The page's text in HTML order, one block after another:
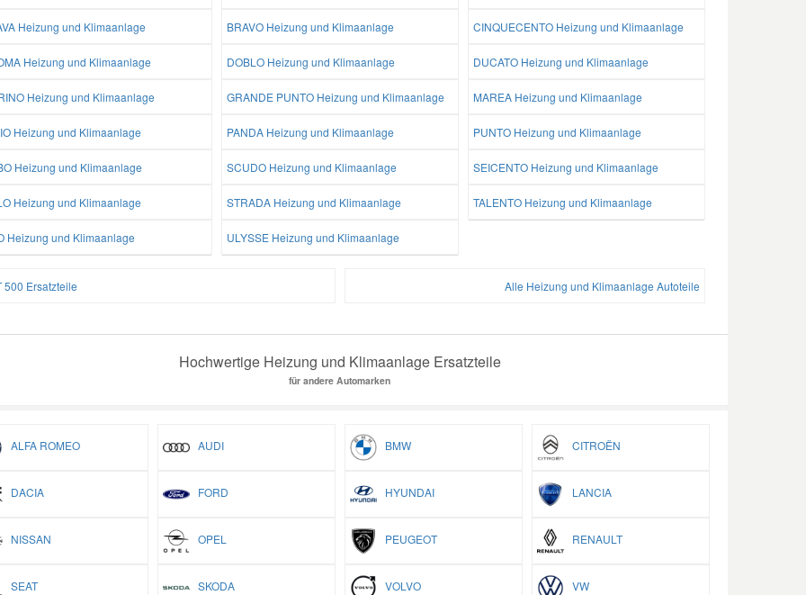
Heizung und Klimaanlage BRAVO Heizung und Klimaanlage CINQUECENTO Heizung und Klimaanlage
Heizung und Klimaanlage DOBLO Heizung und Klimaanlage DUCATO Heizung und Klimaanlage
Heizung und Klimaanlage GRANDE PUNTO Heizung und Klimaanlage MAREA Heizung und Klimaanlage
Heizung und Klimaanlage PANDA Heizung und Klimaanlage PUNTO Heizung und Klimaanlage
Heizung und Klimaanlage SCUDO Heizung und Klimaanlage SEICENTO Heizung und Klimaanlage
Heizung und Klimaanlage STRADA Heizung und Klimaanlage TALENTO Heizung und Klimaanlage
Heizung und Klimaanlage ULYSSE Heizung und Klimaanlage
500 Ersatzteile Alle Heizung und Klimaanlage Autoteile
Hochwertige Heizung und Klimaanlage Ersatzteile
für andere Automarken
ALFA ROMEO AUDI BMW CITROËN
DACIA FORD HYUNDAI LANCIA
NISSAN OPEL PEUGEOT RENAULT
SEAT SKODA VOLVO VW